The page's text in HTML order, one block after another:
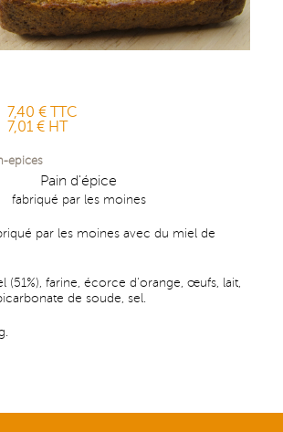
7,40 € TTC
7,01 € HT
epices
Pain d'épice
fabriqué par les moines
par les moines avec du miel de
(51%), farine, écorce d'orange, œufs, lait,
de soude, sel.